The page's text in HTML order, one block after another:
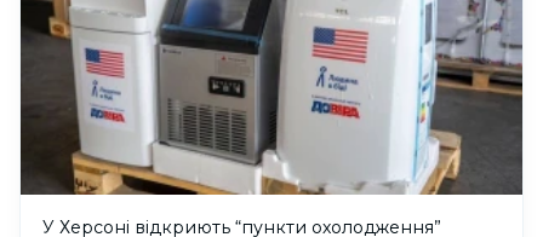
У Херсоні відкриють “пункти охолодження”